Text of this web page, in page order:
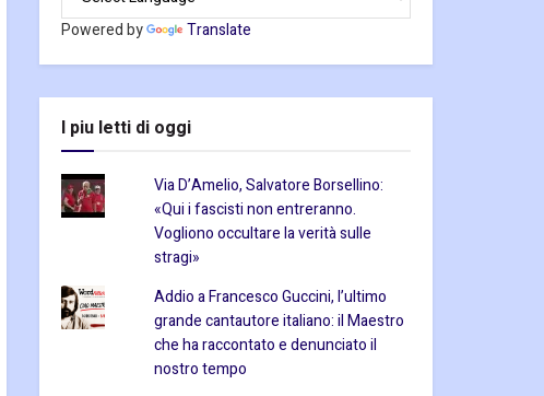
Powered by Translate
I piu letti di oggi
Via D’Amelio, Salvatore Borsellino:
«Qui i fascisti non entreranno.
Vogliono occultare la verità sulle
stragi»
Addio a Francesco Guccini, l’ultimo
grande cantautore italiano: il Maestro
che ha raccontato e denunciato il
nostro tempo